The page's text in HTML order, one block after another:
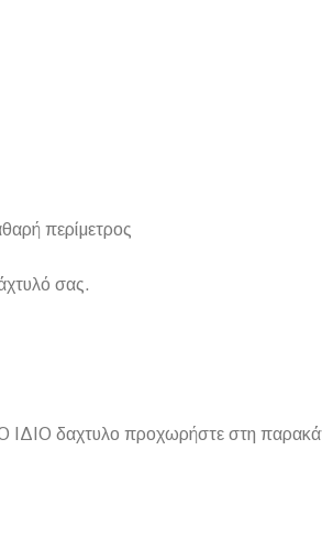
περίμετρος
σας.
ΤΟ ΙΔΙΟ δαχτυλο προχωρήστε στη